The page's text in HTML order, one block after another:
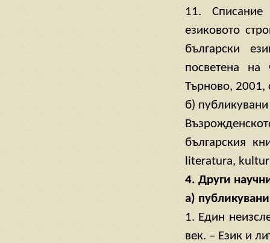
11.
езиковото
български
посветена
Търново, 2001,
б)
българския
literatura,
4. Други
а)
1. Един
век. – Език и